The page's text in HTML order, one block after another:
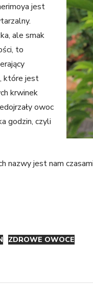
jest
ale smak
to
które jest
krwinek
owoc
godzin, czyli
jest nam
ZDROWE OWOCE